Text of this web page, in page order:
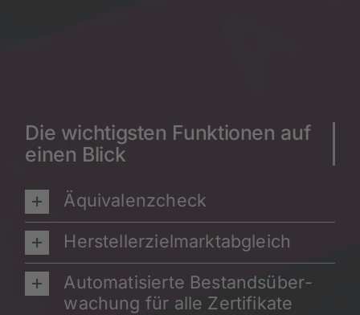
Die wich­tigs­ten Funk­tio­nen auf
einen Blick
Äqui­va­lenz­check
Her­stel­ler­ziel­markt­ab­gleich
Auto­ma­ti­sier­te Bestands­über­
wa­chung für alle Zer­ti­fi­ka­te